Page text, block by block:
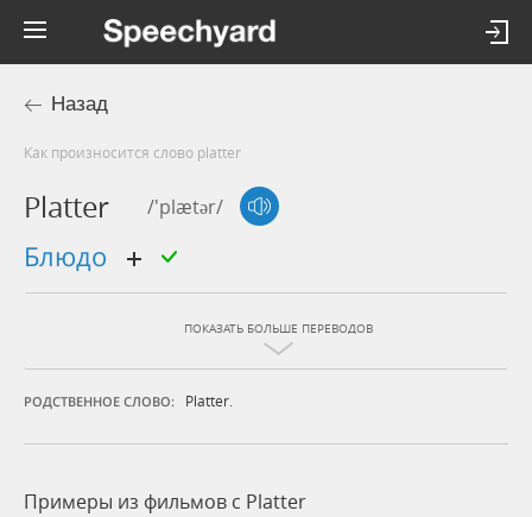
Назад
Как произносится слово platter
Platter /'plætər/
блюдо
ПОКАЗАТЬ БОЛЬШЕ ПЕРЕВОДОВ
РОДСТВЕННОЕ СЛОВО: Platter.
Примеры из фильмов c Platter